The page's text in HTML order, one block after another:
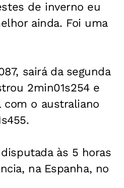
de inverno eu
ainda. Foi uma
sairá da segunda
2min01s254 e
com o australiano
às 5 horas
na Espanha, no